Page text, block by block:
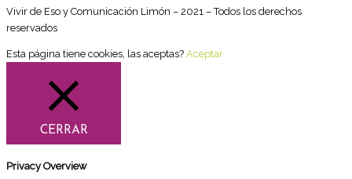
Vivir de Eso y Comunicación Limón – 2021 – Todos los derechos
reservados
Esta página tiene cookies, las aceptas? Aceptar
CERRAR
Privacy Overview